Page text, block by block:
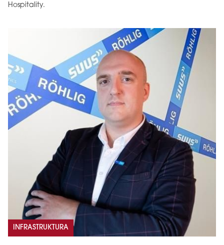
Hospitality.
INFRASTRUKTURA